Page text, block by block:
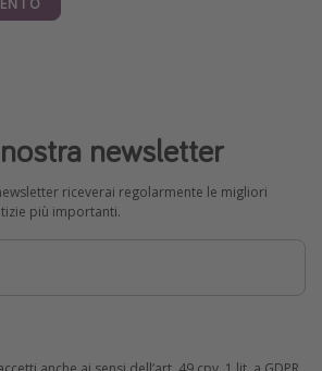
newsletter
riceverai regolarmente le migliori
più importanti.